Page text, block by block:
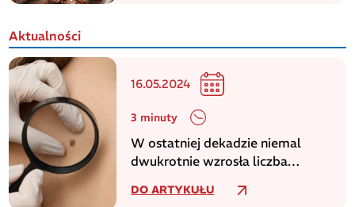
Aktualności
16.05.2024
3 minuty
W ostatniej dekadzie niemal
dwukrotnie wzrosła liczba
DO ARTYKUŁU